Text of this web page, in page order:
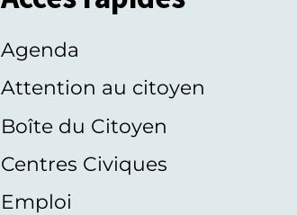
Agenda
Attention au citoyen
Boîte du Citoyen
Centres Civiques
Emploi